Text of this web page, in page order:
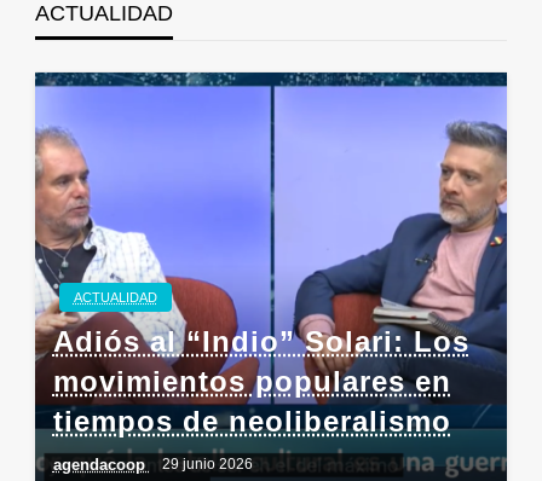
ACTUALIDAD
ACTUALIDAD
Adiós al “Indio” Solari: Los
movimientos populares en
tiempos de neoliberalismo
agendacoop 29 junio 2026